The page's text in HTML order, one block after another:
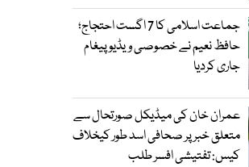
جماعت اسلامی کا 7 اگست احتجاج؛
حافظ نعیم نے خصوصی ویڈیو پیغام
جاری کردیا
عمران خان کی میڈیکل صورتحال سے
متعلق خبر پر صحافی اسد طور کیخلاف
کیس: تفتیشی افسر طلب